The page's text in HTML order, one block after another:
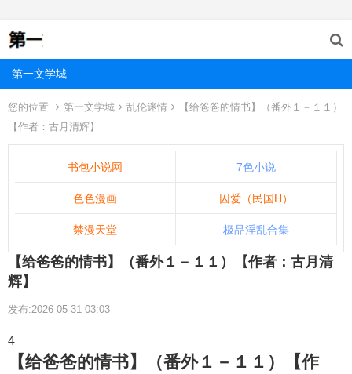
第一文学城
您的位置 第一文学城 乱伦迷情
【给爸爸的情书】（番外１－１１）
【作者：古月清辉】
书包小说网 7色小说
色色漫画 囚爱（民国H）
禁漫天堂 极品淫乱合集
【给爸爸的情书】（番外１－１１）【作者：古月清
辉】
发布:2026-05-31 03:03
4
【给爸爸的情书】（番外１－１１）【作